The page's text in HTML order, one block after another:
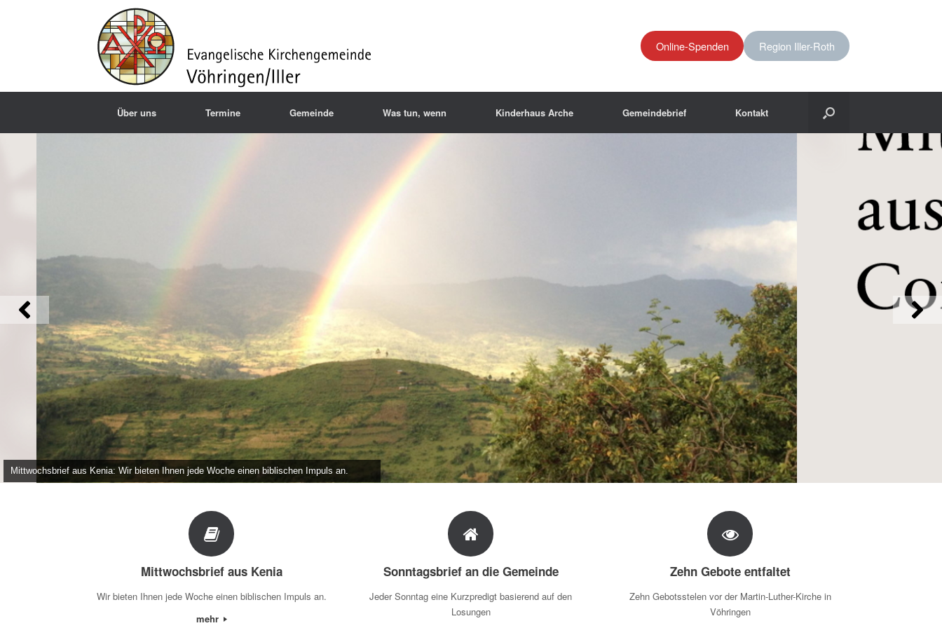
Online-Spenden Region Iller-Roth
Über uns Termine Gemeinde Was tun, wenn Kinderhaus Arche Gemeindebrief Kontakt
Evangelisch in der Region Iller-Roth
Mittwochsbrief aus Kenia: Wir bieten Ihnen jede Woche einen biblischen Impuls an.
Sonntagsbrief an die Gemeinde
Mittwochsbrief aus Kenia
Wir bieten Ihnen jede Woche einen biblischen Impuls an.
mehr
Sonntagsbrief an die Gemeinde
Jeder Sonntag eine Kurzpredigt basierend auf den
Losungen
Zehn Gebote entfaltet
Zehn Gebotsstelen vor der Martin-Luther-Kirche in
Vöhringen